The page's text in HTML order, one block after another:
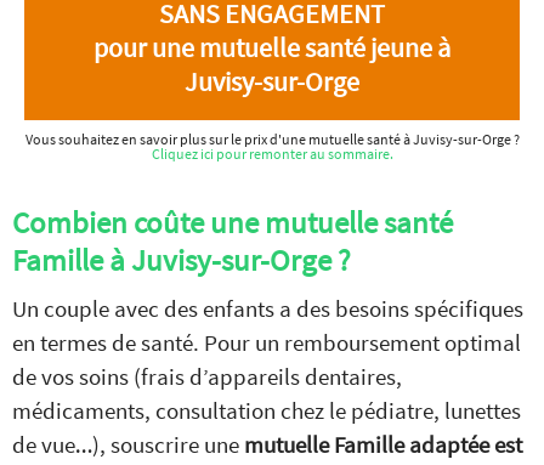
SANS ENGAGEMENT
pour une mutuelle santé jeune à
Juvisy-sur-Orge
Vous souhaitez en savoir plus sur le prix d'une mutuelle santé à Juvisy-sur-Orge ?
Cliquez ici pour remonter au sommaire.
Combien coûte une mutuelle santé
Famille à Juvisy-sur-Orge ?
Un couple avec des enfants a des besoins spécifiques
en termes de santé. Pour un remboursement optimal
de vos soins (frais d’appareils dentaires,
médicaments, consultation chez le pédiatre, lunettes
de vue…), souscrire une mutuelle Famille adaptée est